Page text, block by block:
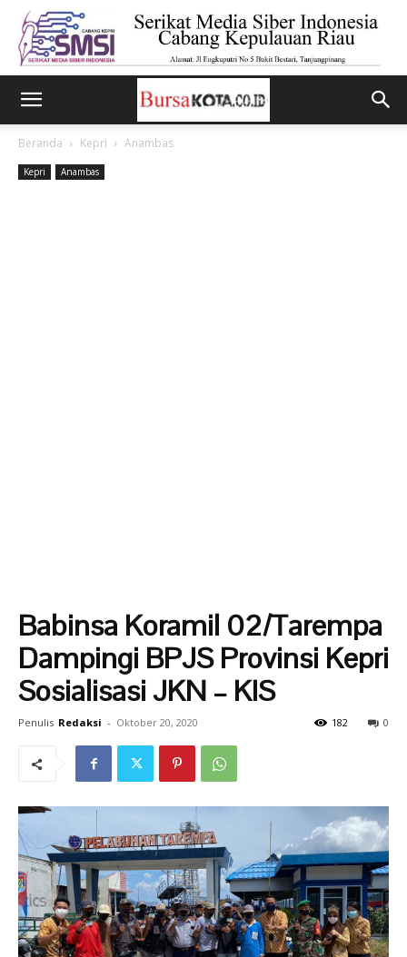
Beranda Kepri Anambas
Kepri Anambas
Babinsa Koramil 02/Tarempa
Dampingi BPJS Provinsi Kepri
Sosialisasi JKN – KIS
Penulis Redaksi - Oktober 20, 2020 0
182